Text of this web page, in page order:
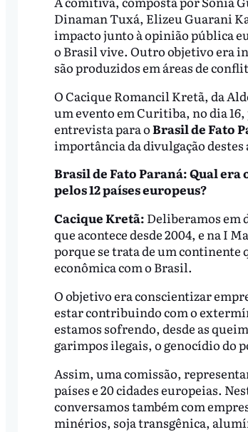
Dinaman Tuxá, Elizeu Guarani
impacto junto à opinião pública
o Brasil vive. Outro objetivo era
são produzidos em áreas de
O Cacique Romancil Kretã, da
um evento em Curitiba, no dia
entrevista para oBrasil de Fato
importância da divulgação
Brasil de Fato Paraná: Qual
pelos 12 países europeus?
Cacique Kretã: Deliberamos em
que acontece desde 2004, e na I
porque se trata de um
econômica com o Brasil.
O objetivo era conscientizar
estar contribuindo com o
estamos sofrendo, desde as
garimpos ilegais, o genocídio do
Assim, uma comissão,
países e 20 cidades europeias.
conversamos também com
minérios, soja transgênica,